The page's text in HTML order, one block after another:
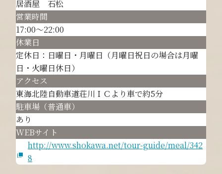
居酒屋 石松
営業時間
17:00～22:00
休業日
定休日：日曜日・月曜日（月曜日祝日の場合は月曜
日・火曜日休日）
アクセス
東海北陸自動車道荘川ＩＣより車で約5分
駐車場（普通車）
あり
WEBサイト
http://www.shokawa.net/tour-guide/meal/342
8